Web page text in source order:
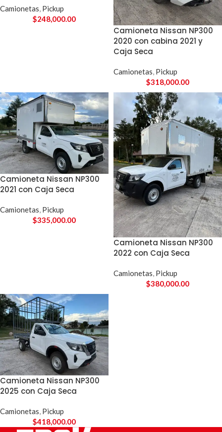
Camionetas Pickup
$248,000.00
Camioneta Nissan NP300
2020 con cabina 2021 y
Caja Seca
Camionetas, Pickup
$318,000.00
Camioneta Nissan NP300
2021 con Caja Seca
Camionetas, Pickup
$335,000.00
Camioneta Nissan NP300
2022 con Caja Seca
Camionetas, Pickup
$380,000.00
Camioneta Nissan NP300
2025 con Caja Seca
Camionetas, Pickup
$418,000.00